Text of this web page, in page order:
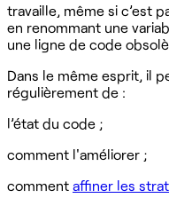
travaille, même si c’est
en renommant une
une ligne de code
Dans le même esprit, il
régulièrement de :
l’état du code ;
comment l'améliorer ;
comment affiner les